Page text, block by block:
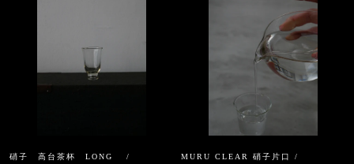
硝子 高台茶杯 LONG /
MURU CLEAR 硝子片口 /